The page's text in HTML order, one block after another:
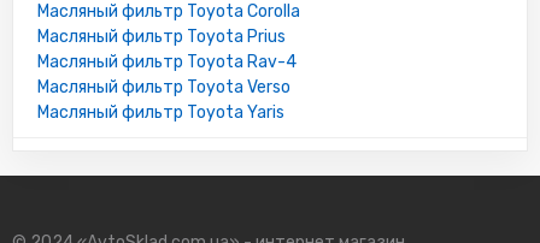
Масляный фильтр Toyota Corolla
Масляный фильтр Toyota Prius
Масляный фильтр Toyota Rav-4
Масляный фильтр Toyota Verso
Масляный фильтр Toyota Yaris